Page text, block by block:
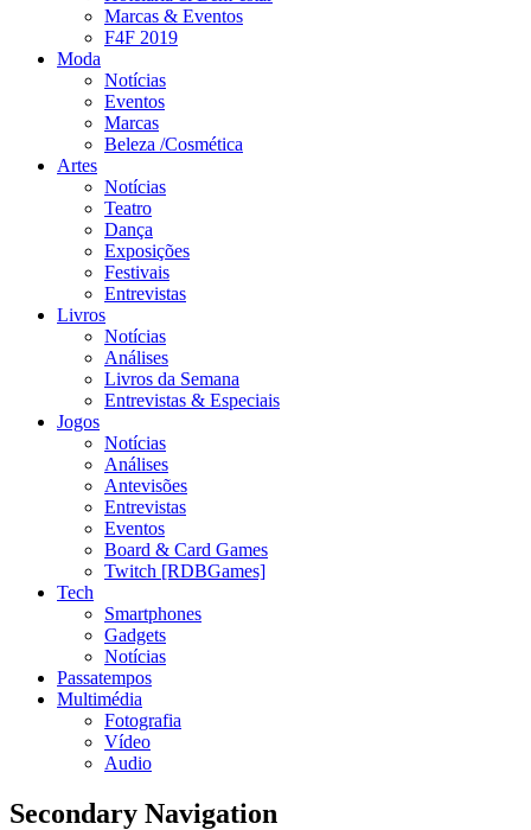
Marcas & Eventos
F4F 2019
Moda
Notícias
Eventos
Marcas
Beleza /Cosmética
Artes
Notícias
Teatro
Dança
Exposições
Festivais
Entrevistas
Livros
Notícias
Análises
Livros da Semana
Entrevistas & Especiais
Jogos
Notícias
Análises
Antevisões
Entrevistas
Eventos
Board & Card Games
Twitch [RDBGames]
Tech
Smartphones
Gadgets
Notícias
Passatempos
Multimédia
Fotografia
Vídeo
Audio
Secondary Navigation